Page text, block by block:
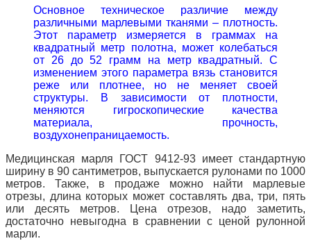
Основное техническое различие между
различными марлевыми тканями – плотность.
Этот параметр измеряется в граммах на
квадратный метр полотна, может колебаться
от 26 до 52 грамм на метр квадратный. С
изменением этого параметра вязь становится
реже или плотнее, но не меняет своей
структуры. В зависимости от плотности,
меняются гигроскопические качества
материала, прочность,
воздухонепраницаемость.
Медицинская марля ГОСТ 9412-93 имеет стандартную
ширину в 90 сантиметров, выпускается рулонами по 1000
метров. Также, в продаже можно найти марлевые
отрезы, длина которых может составлять два, три, пять
или десять метров. Цена отрезов, надо заметить,
достаточно невыгодна в сравнении с ценой рулонной
марли.